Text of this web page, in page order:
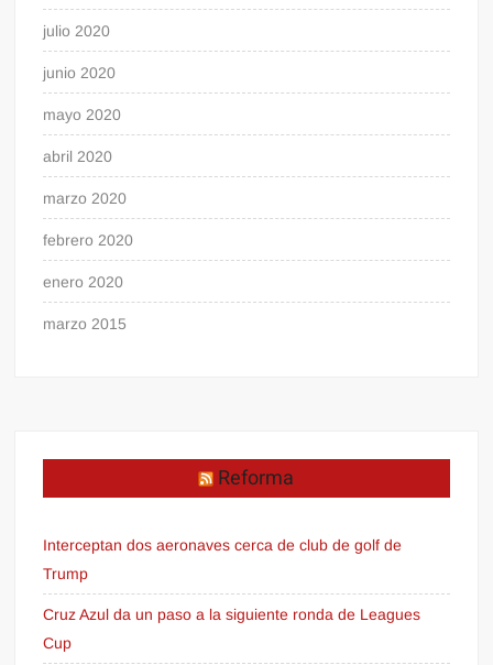
julio 2020
junio 2020
mayo 2020
abril 2020
marzo 2020
febrero 2020
enero 2020
marzo 2015
Reforma
Interceptan dos aeronaves cerca de club de golf de
Trump
Cruz Azul da un paso a la siguiente ronda de Leagues
Cup